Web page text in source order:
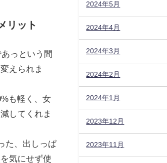
リット
っという間
えられま
も軽く、女
してくれま
た、出しっぱ
気にせず使
2024年5月
2024年4月
2024年3月
2024年2月
2024年1月
2023年12月
2023年11月